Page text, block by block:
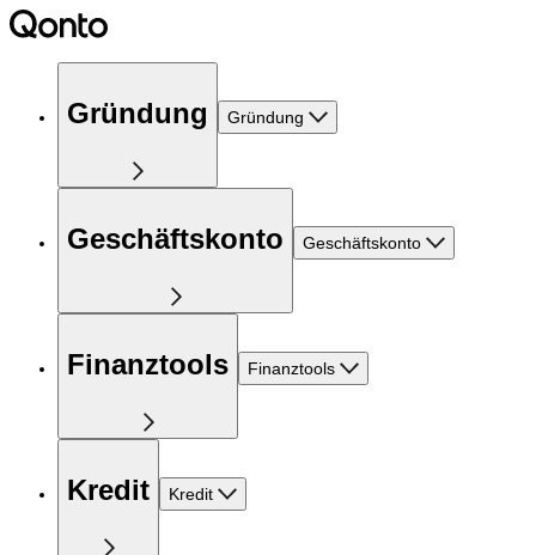
Gründung Gründung
Geschäftskonto Geschäftskonto
Finanztools Finanztools
Kredit Kredit